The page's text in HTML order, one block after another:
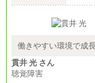
総合職
※詳細
働きやすい環境で成
貫井 光 さん
聴覚障害